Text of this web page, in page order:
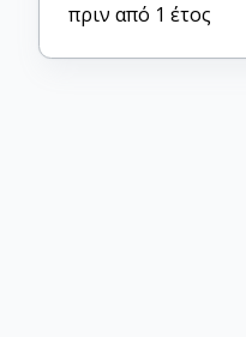
πριν από 1 έτος